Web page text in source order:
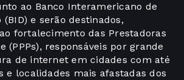
ao Banco Interamericano de
(BID) e serão destinados,
fortalecimento das Prestadoras
(PPPs), responsáveis por grande
de internet em cidades com até
e localidades mais afastadas dos